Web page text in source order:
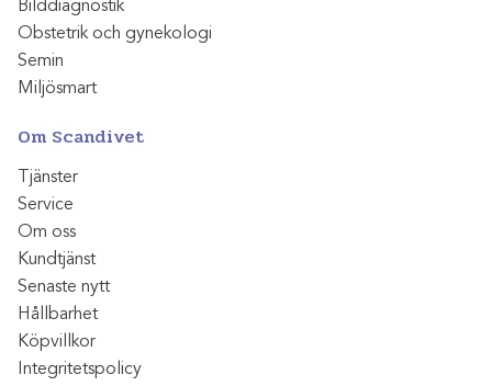
Bilddiagnostik
Obstetrik och gynekologi
Semin
Miljösmart
Om Scandivet
Tjänster
Service
Om oss
Kundtjänst
Senaste nytt
Hållbarhet
Köpvillkor
Integritetspolicy